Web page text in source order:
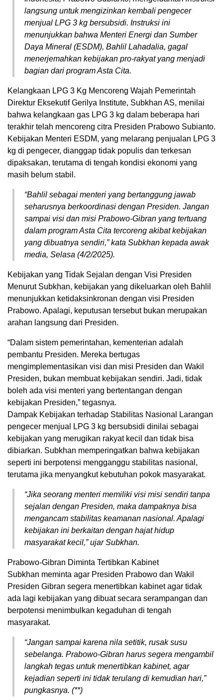
langsung untuk mengizinkan kembali pengecer
menjual LPG 3 kg bersubsidi. Instruksi ini
menunjukkan bahwa Menteri Energi dan Sumber
Daya Mineral (ESDM), Bahlil Lahadalia, gagal
menerjemahkan kebijakan pro-rakyat yang menjadi
bagian dari program Asta Cita.
Kelangkaan LPG 3 Kg Mencoreng Wajah Pemerintah
Direktur Eksekutif Gerilya Institute, Subkhan AS, menilai
bahwa kelangkaan gas LPG 3 kg dalam beberapa hari
terakhir telah mencoreng citra Presiden Prabowo Subianto.
Kebijakan Menteri ESDM, yang melarang penjualan LPG 3
kg di pengecer, dianggap tidak populis dan terkesan
dipaksakan, terutama di tengah kondisi ekonomi yang
masih belum stabil.
“Bahlil sebagai menteri yang bertanggung jawab
seharusnya berkoordinasi dengan Presiden. Jangan
sampai visi dan misi Prabowo-Gibran yang tertuang
dalam program Asta Cita tercoreng akibat kebijakan
yang dibuatnya sendiri,” kata Subkhan kepada awak
media, Selasa (4/2/2025).
Kebijakan yang Tidak Sejalan dengan Visi Presiden
Menurut Subkhan, kebijakan yang dikeluarkan oleh Bahlil
menunjukkan ketidaksinkronan dengan visi Presiden
Prabowo. Apalagi, keputusan tersebut bukan merupakan
arahan langsung dari Presiden.
“Dalam sistem pemerintahan, kementerian adalah
pembantu Presiden. Mereka bertugas
mengimplementasikan visi dan misi Presiden dan Wakil
Presiden, bukan membuat kebijakan sendiri. Jadi, tidak
boleh ada visi menteri yang bertentangan dengan
kebijakan Presiden,” tegasnya.
Dampak Kebijakan terhadap Stabilitas Nasional Larangan
pengecer menjual LPG 3 kg bersubsidi dinilai sebagai
kebijakan yang merugikan rakyat kecil dan tidak bisa
dibiarkan. Subkhan memperingatkan bahwa kebijakan
seperti ini berpotensi mengganggu stabilitas nasional,
terutama jika menyangkut kebutuhan pokok masyarakat.
“Jika seorang menteri memiliki visi misi sendiri tanpa
sejalan dengan Presiden, maka dampaknya bisa
mengancam stabilitas keamanan nasional. Apalagi
kebijakan ini berkaitan dengan hajat hidup
masyarakat kecil,” ujar Subkhan.
Prabowo-Gibran Diminta Tertibkan Kabinet
Subkhan meminta agar Presiden Prabowo dan Wakil
Presiden Gibran segera menertibkan kabinet agar tidak
ada lagi kebijakan yang dibuat secara serampangan dan
berpotensi menimbulkan kegaduhan di tengah
masyarakat.
“Jangan sampai karena nila setitik, rusak susu
sebelanga. Prabowo-Gibran harus segera mengambil
langkah tegas untuk menertibkan kabinet, agar
kejadian seperti ini tidak terulang di kemudian hari,”
pungkasnya. (**)